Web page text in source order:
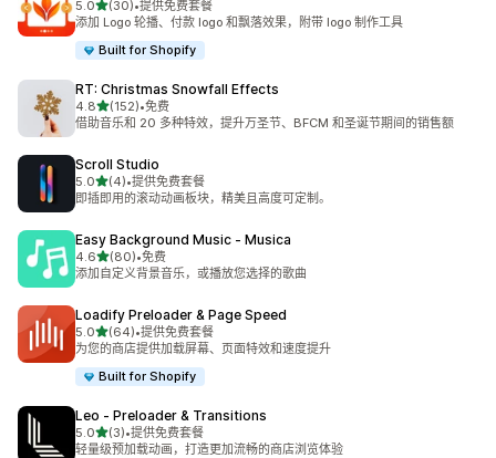
5.0星（满分 5 星）
(30)
总共 30 条评论
•提供免费套餐
添加 Logo 轮播、付款 logo 和飘落效果，附带 logo 制作工具
Built for Shopify
RT: Christmas Snowfall Effects
4.8星（满分 5 星）
(152)
总共 152 条评论
•免费
借助音乐和 20 多种特效，提升万圣节、BFCM 和圣诞节期间的销售额
Scroll Studio
5.0星（满分 5 星）
(4)
总共 4 条评论
•提供免费套餐
即插即用的滚动动画板块，精美且高度可定制。
Easy Background Music ‑ Musica
4.6星（满分 5 星）
(80)
总共 80 条评论
•免费
添加自定义背景音乐，或播放您选择的歌曲
Loadify Preloader & Page Speed
5.0星（满分 5 星）
(64)
总共 64 条评论
•提供免费套餐
为您的商店提供加载屏幕、页面特效和速度提升
Built for Shopify
Leo ‑ Preloader & Transitions
5.0星（满分 5 星）
(3)
总共 3 条评论
•提供免费套餐
轻量级预加载动画，打造更加流畅的商店浏览体验